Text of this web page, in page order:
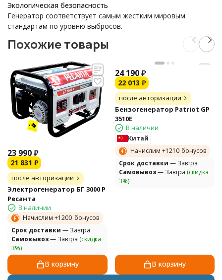
Экологическая безопасность
Генератор соответствует самым жестким мировым
стандартам по уровню выбросов.
Похожие товары
23 990₽
21 831 ₽
после авторизации
Электрогенератор БГ 3000 Р
Ресанта
В наличии
Начислим +1200 бонусов
Cрок доставки — Завтра
Самовывоз— Завтра (скидка
3%)
В корзину
24 190 ₽
22 013 ₽
после авторизации
Бензогенератор Patriot GP
3510E
В наличии
Китай
Начислим +1210 бонусов
Cрок доставки — Завтра
Самовывоз— Завтра (скидка
3%)
В корзину